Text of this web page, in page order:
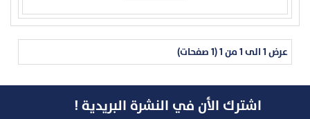
عرض 1 الى 1 من 1 (1 صفحات)
اشترك الأن في النشرة البريدية !